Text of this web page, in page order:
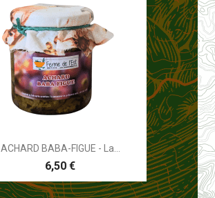
ACHARD BABA-FIGUE - La...
6,50 €